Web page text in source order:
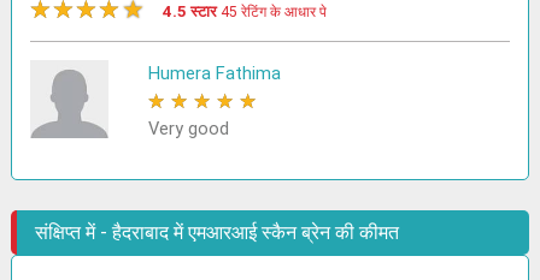
★★★★★ 4.5 स्टार 45 रेटिंग के आधार पे
Humera Fathima
★ ★ ★ ★ ★
Very good
संक्षिप्त में - हैदराबाद में एमआरआई स्कैन ब्रेन की कीमत